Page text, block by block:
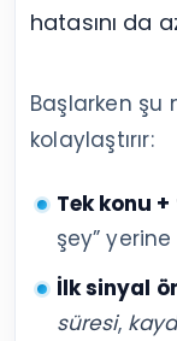
hatasını da
Başlarken şu
kolaylaştırır:
Tek konu
şey”
İlk sinyal
süresi,